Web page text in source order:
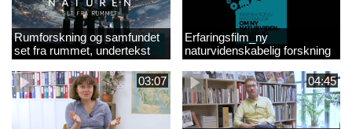
Rumforskning og samfundet
set fra rummet, undertekst
Erfaringsfilm_ny
naturvidenskabelig forskning
03:07 04:45